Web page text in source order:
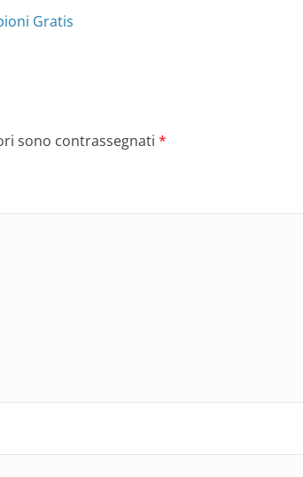
Gratis
sono contrassegnati *